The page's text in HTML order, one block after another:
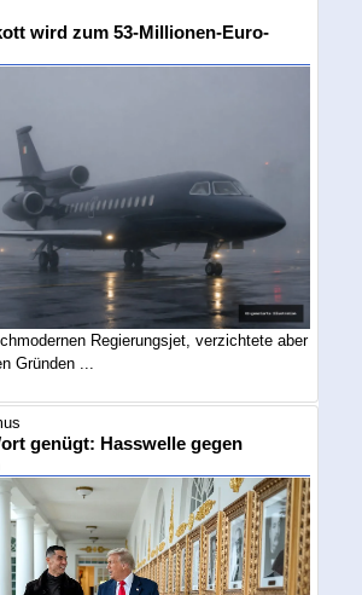
wird zum 53-Millionen-Euro-
Regierungsjet, verzichtete aber
Gründen ...
genügt: Hasswelle gegen